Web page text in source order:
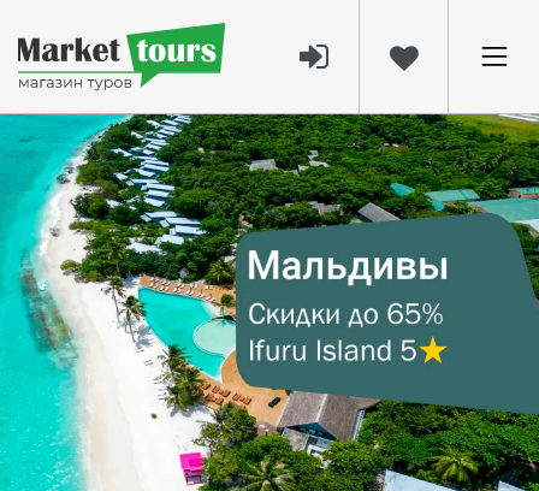
1130 02 мая 2025
Ifuru Island Maldives 5⭐️: Горящие
предложения на отдых на Мальдивах –
скидки до 65%
Ifuru Island Maldives 5⭐️ — роскошный отдых на
Мальдивах с эксклюзивными скидками
Ifuru Island Maldives 5* — это идеальное место для тех, кто
мечтает о райском отпуске на Мальдивах. Курорт с
собственным аэродромом, потрясающими закатами и
первоклассным сервисом предлагает уникальные условия
для бронирования на сезон с мая по сентябрь 2025 года.